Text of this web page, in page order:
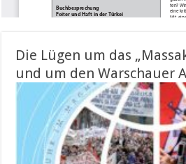
Die Lügen um das
und um den Warschauer